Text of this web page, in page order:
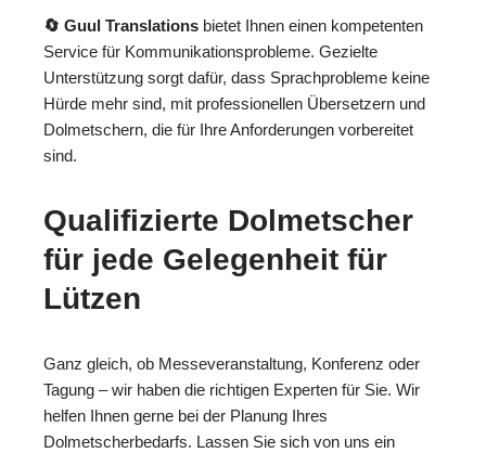
🔄 Guul Translations bietet Ihnen einen kompetenten
Service für Kommunikationsprobleme. Gezielte
Unterstützung sorgt dafür, dass Sprachprobleme keine
Hürde mehr sind, mit professionellen Übersetzern und
Dolmetschern, die für Ihre Anforderungen vorbereitet
sind.
Qualifizierte Dolmetscher
für jede Gelegenheit für
Lützen
Ganz gleich, ob Messeveranstaltung, Konferenz oder
Tagung – wir haben die richtigen Experten für Sie. Wir
helfen Ihnen gerne bei der Planung Ihres
Dolmetscherbedarfs. Lassen Sie sich von uns ein